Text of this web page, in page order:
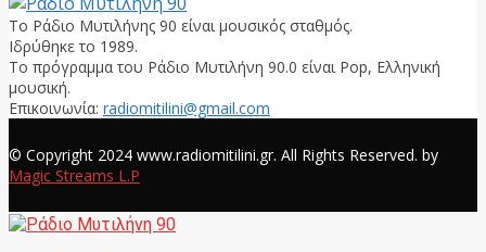
Το Ράδιο Μυτιλήνης 90 είναι μουσικός σταθμός.
Ιδρύθηκε το 1989.
Το πρόγραμμα του Ράδιο Μυτιλήνη 90.0 είναι Pop, Ελληνική
μουσική.
Επικοινωνία: radiomitilini@gmail.com
© Copyright 2024 www.radiomitilini.gr. All Rights Reserved. by
Magic Streams L.P